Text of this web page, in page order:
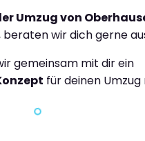
Umzug von
beraten wir dich gerne
gemeinsam mit dir ein
für deinen Umzug